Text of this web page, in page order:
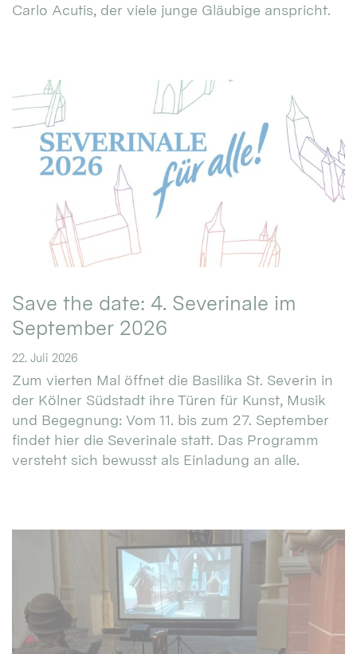
Carlo Acutis, der viele junge Gläubige anspricht.
Save the date: 4. Severinale im
September 2026
22. Juli 2026
Zum vierten Mal öffnet die Basilika St. Severin in
der Kölner Südstadt ihre Türen für Kunst, Musik
und Begegnung: Vom 11. bis zum 27. September
findet hier die Severinale statt. Das Programm
versteht sich bewusst als Einladung an alle.